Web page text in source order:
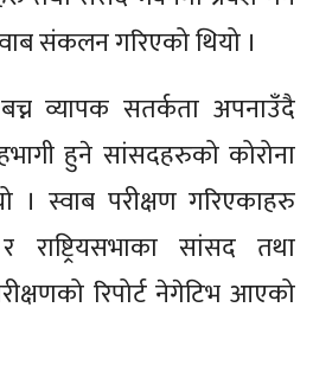
संकलन गरिएको थियो ।
व्यापक सतर्कता अपनाउँदै
हुने सांसदहरुको कोरोना
। स्वाब परीक्षण गरिएकाहरु
राष्ट्रियसभाका सांसद तथा
रिपोर्ट नेगेटिभ आएको